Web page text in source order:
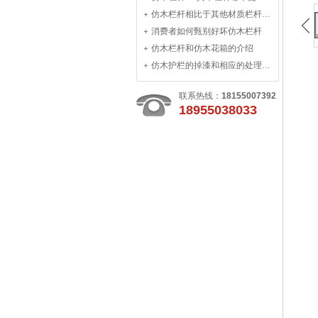
仿木栏杆相比于其他材质栏杆有何优势
消费者如何甄别好坏仿木栏杆
仿木栏杆和仿木花箱的介绍
仿木护栏的掉漆和相应的处理办法
联系热线： 18155007392
18955038033